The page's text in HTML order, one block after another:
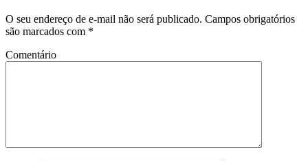
O seu endereço de e-mail não será publicado. Campos obrigatórios
são marcados com *
Comentário